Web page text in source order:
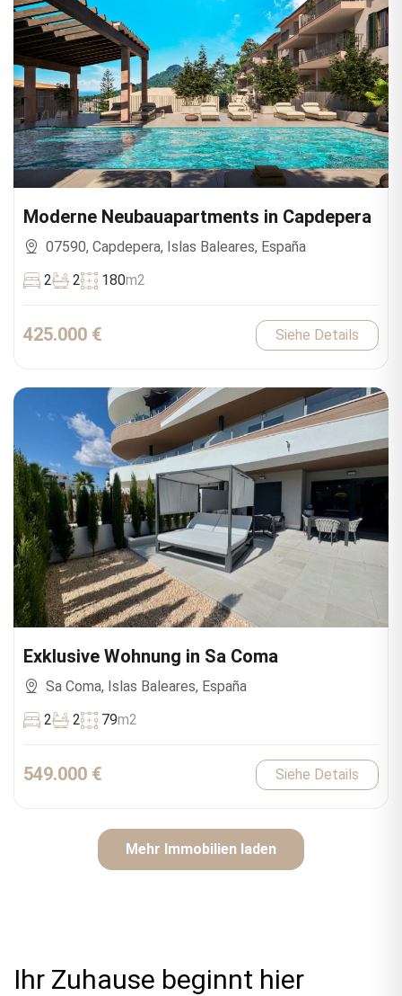
Moderne Neubauapartments in Capdepera
07590, Capdepera, Islas Baleares, España
2
2 180m2
425.000 € Siehe Details
Exklusive Wohnung in Sa Coma
Sa Coma, Islas Baleares, España
2
2 79m2
549.000 € Siehe Details
Mehr Immobilien laden
Ihr Zuhause beginnt hier